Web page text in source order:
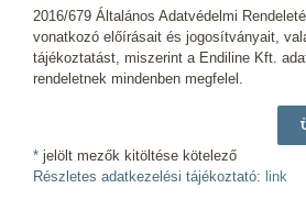
2016/679 Általános Adatvédelmi
vonatkozó előírásait és jogosítványait,
tájékoztatást, miszerint a Endiline Kft.
rendeletnek mindenben megfelel.
* jelölt mezők kitöltése kötelező
Részletes adatkezelési tájékoztató: link